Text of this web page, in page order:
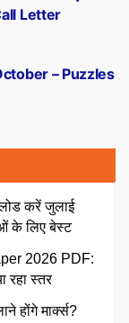
– Puzzles
Letter
करें जुलाई
के लिए बेस्ट
2026 PDF:
रहा स्तर
होंगे मार्क्स?